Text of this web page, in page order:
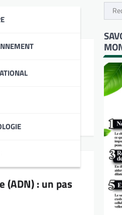
des
s’apprête à
(ADN) : un pas